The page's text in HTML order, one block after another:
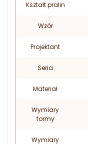
Kształt pralin
Wzór
Projektant
Seria
Materiał
Wymiary
formy
Wymiary